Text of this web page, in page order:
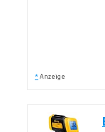
* Anzeige